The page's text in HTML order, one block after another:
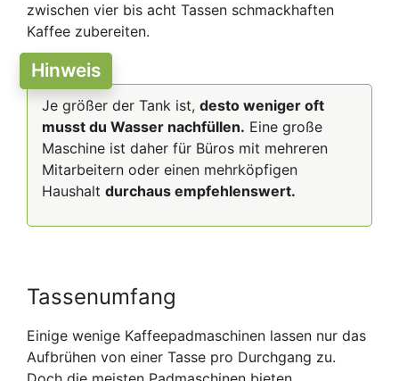
zwischen vier bis acht Tassen schmackhaften
Kaffee zubereiten.
Hinweis
Je größer der Tank ist, desto weniger oft
musst du Wasser nachfüllen. Eine große
Maschine ist daher für Büros mit mehreren
Mitarbeitern oder einen mehrköpfigen
Haushalt durchaus empfehlenswert.
Tassenumfang
Einige wenige Kaffeepadmaschinen lassen nur das
Aufbrühen von einer Tasse pro Durchgang zu.